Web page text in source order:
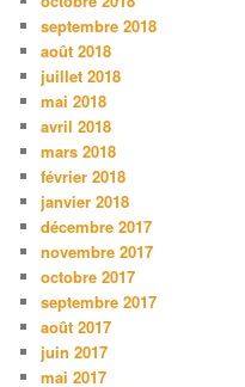
septembre 2018
août 2018
juillet 2018
mai 2018
avril 2018
mars 2018
février 2018
janvier 2018
décembre 2017
novembre 2017
octobre 2017
septembre 2017
août 2017
juin 2017
mai 2017